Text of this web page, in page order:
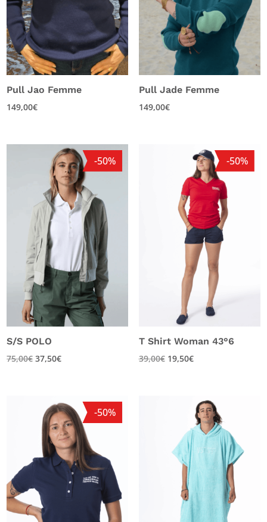
Pull Jao Femme
149,00€
Pull Jade Femme
149,00€
-50%
S/S POLO
75,00€ Le
était :
75,00€.
37,50€Le
est :
37,50€.
-50%
T Shirt Woman 43°6
39,00€ 19,50€
-50%